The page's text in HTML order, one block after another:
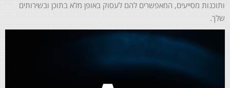
ותוכנות מסייעים, המאפשרים להם לעסוק באופן מלא בתוכן ובשירותים
שלך.